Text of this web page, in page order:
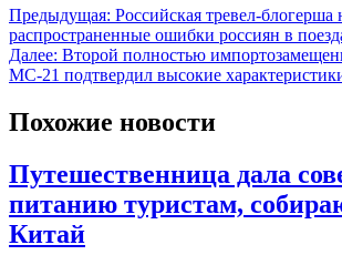
Предыдущая: Российская тревел-блогерша
распространенные ошибки россиян в
Далее: Второй полностью
МС-21 подтвердил высокие
Похожие новости
Путешественница дала
питанию туристам,
Китай